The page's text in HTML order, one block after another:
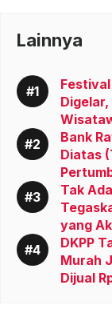
Lainnya
Bank
Diatas
Tak
yang
DKPP
Murah
Dijual